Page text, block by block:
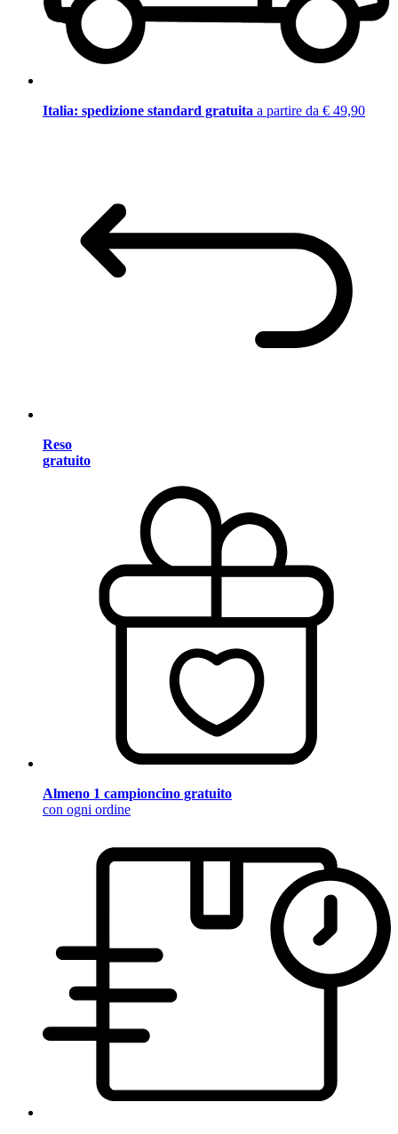
Italia: spedizione standard gratuita a partire da € 49,90
Reso
gratuito
Almeno 1 campioncino gratuito
con ogni ordine